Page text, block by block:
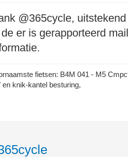
@365cycle,
er is gerapporteerd
fietsen: B4M 041 - M5
en knik-kantel besturing,